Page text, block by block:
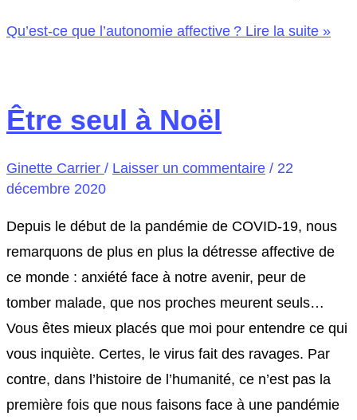
Qu’est-ce que l’autonomie affective ? Lire la suite »
Être seul à Noël
Ginette Carrier / Laisser un commentaire / 22
décembre 2020
Depuis le début de la pandémie de COVID-19, nous
remarquons de plus en plus la détresse affective de
ce monde : anxiété face à notre avenir, peur de
tomber malade, que nos proches meurent seuls…
Vous êtes mieux placés que moi pour entendre ce qui
vous inquiète. Certes, le virus fait des ravages. Par
contre, dans l’histoire de l’humanité, ce n’est pas la
première fois que nous faisons face à une pandémie